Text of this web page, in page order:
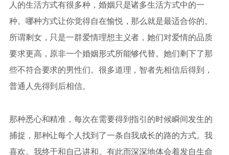
人的生活方式有很多种，婚姻只是诸多生活方式中的一
种。哪种方式让你觉得自在愉悦，那么就是最适合你的。
所谓剩女，只是一群爱情理想主义者，她们对爱情的品质
要求更高，原非一个婚姻形式所能够代替。她们剩下了那
些不符合要求的男性们。很多道理，智者先相信后得到，
普通人先得到后相信。
那种悉心和精准，每次在需要得到指引的时候瞬间发生的
捕捉，那种让每个人找到了一条自我成长的路的方式。我
喜欢。我终于和自己讲和。有此而深深地体会着发自生命